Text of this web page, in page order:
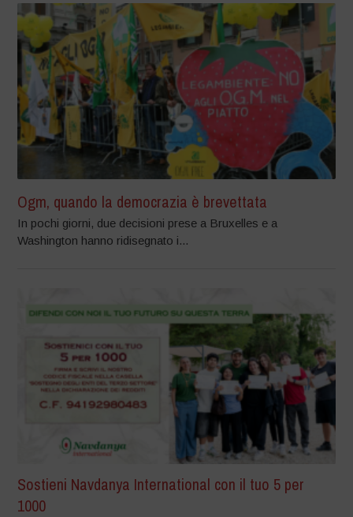
Ogm, quando la democrazia è brevettata
In pochi giorni, due decisioni prese a Bruxelles e a
Washington hanno ridisegnato i...
Sostieni Navdanya International con il tuo 5 per
1000